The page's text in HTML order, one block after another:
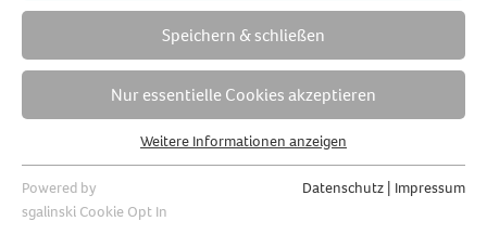
Speichern & schließen
Nur essentielle Cookies akzeptieren
Essentielle Cookies werden für grundlegende Funktionen der
Webseite benötigt. Dadurch ist gewährleistet, dass die Webseite
Weitere Informationen anzeigen
Powered by
sgalinski Cookie Opt In
Datenschutz | Impressum